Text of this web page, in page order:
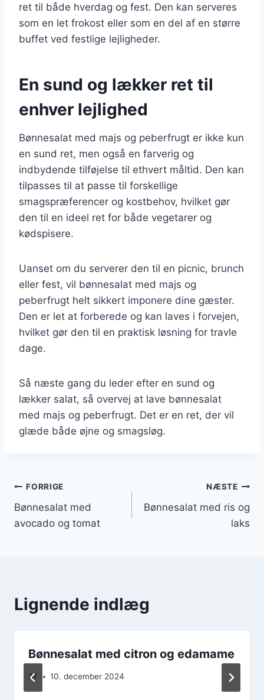
ret til både hverdag og fest. Den kan serveres
som en let frokost eller som en del af en større
buffet ved festlige lejligheder.
En sund og lækker ret til
enhver lejlighed
Bønnesalat med majs og peberfrugt er ikke kun
en sund ret, men også en farverig og
indbydende tilføjelse til ethvert måltid. Den kan
tilpasses til at passe til forskellige
smagspræferencer og kostbehov, hvilket gør
den til en ideel ret for både vegetarer og
kødspisere.
Uanset om du serverer den til en picnic, brunch
eller fest, vil bønnesalat med majs og
peberfrugt helt sikkert imponere dine gæster.
Den er let at forberede og kan laves i forvejen,
hvilket gør den til en praktisk løsning for travle
dage.
Så næste gang du leder efter en sund og
lækker salat, så overvej at lave bønnesalat
med majs og peberfrugt. Det er en ret, der vil
glæde både øjne og smagsløg.
Indlægsnavigation
FORRIGE
Bønnesalat med
avocado og tomat
NÆSTE
Bønnesalat med ris og
laks
Lignende indlæg
Bønnesalat med citron og edamame
Af 10. december 2024